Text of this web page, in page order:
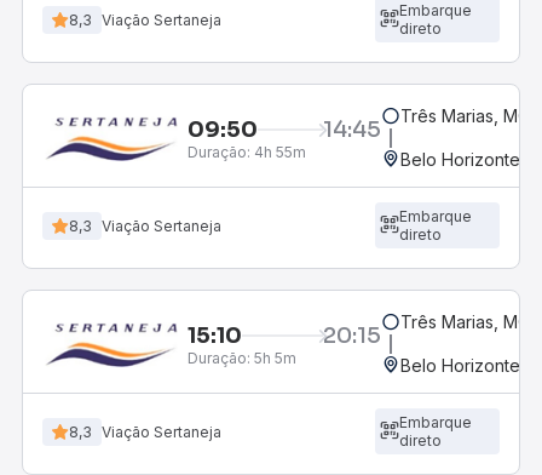
8,3 Viação Sertaneja
Embarque
direto
09:50 14:45
Duração: 4h 55m
Três Marias, MG
Belo Horizonte,
8,3 Viação Sertaneja
Embarque
direto
15:10 20:15
Duração: 5h 5m
Três Marias, MG
Belo Horizonte,
8,3 Viação Sertaneja
Embarque
direto